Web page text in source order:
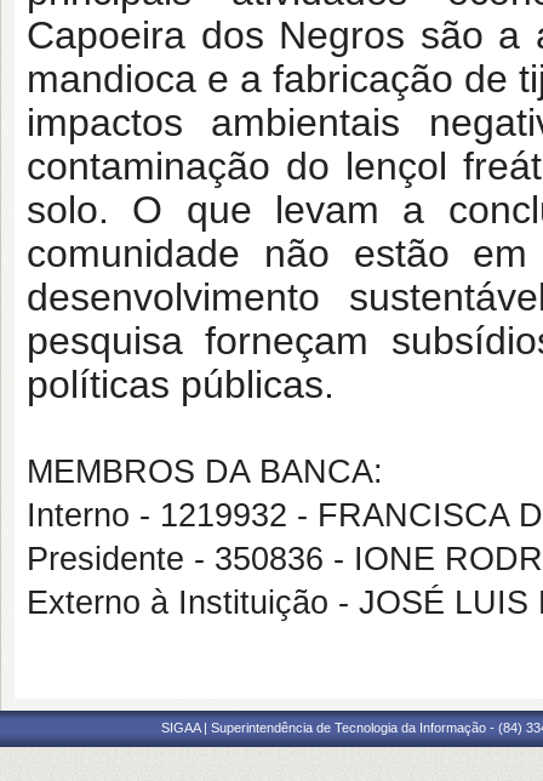
Capoeira dos Negros são a
mandioca e a fabricação de
impactos ambientais
contaminação do lençol
solo. O que levam a
comunidade não estão
desenvolvimento
pesquisa forneçam
políticas públicas.
MEMBROS DA BANCA:
Interno - 1219932 - FRANCISCA
Presidente - 350836 - IONE
Externo à Instituição - JOSÉ
SIGAA | Superintendência de Tecnologia da Informação - (84)